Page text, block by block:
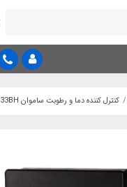
کنترل کننده دما و رطوبت ساموان SU-1133BH